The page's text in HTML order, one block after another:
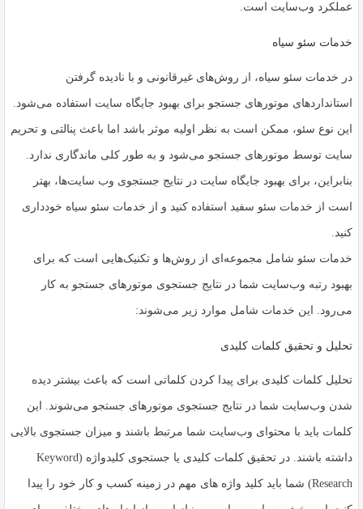
عملکرد وب‌سایت است.
خدمات سئو سیاه
در خدمات سئو سیاه، از روش‌های غیرقانونی و با نادیده گرفتن
استانداردهای موتورهای جستجو برای بهبود جایگاه سایت استفاده می‌شود.
این نوع سئو، ممکن است به نظر اولیه موثر باشد اما باعث پنالتی و تحریم
سایت توسط موتورهای جستجو می‌شود و به طور کلی ماندگاری ندارد.
بنابراین، برای بهبود جایگاه سایت در نتایج جستجوی وب سایت‌ها، بهتر
است از خدمات سئو سفید استفاده کنید و از خدمات سئو سیاه خودداری
کنید.
خدمات سئو شامل مجموعه‌ای از روش‌ها و تکنیک‌هایی است که برای
بهبود رتبه وب‌سایت شما در نتایج جستجوی موتورهای جستجو به کار
می‌رود. این خدمات شامل موارد زیر می‌شوند:
تحلیل و تحقیق کلمات کلیدی
تحلیل کلمات کلیدی برای پیدا کردن کلماتی است که باعث بیشتر دیده
شدن وب‌سایت شما در نتایج جستجوی موتورهای جستجو می‌شوند. این
کلمات باید با محتوای وب‌سایت شما مرتبط باشند و میزان جستجوی بالایی
داشته باشند. در تحقیق کلمات کلیدی یا جستجوی کلیدواژه (Keyword
Research) شما باید کلید واژه های مهم در زمینه کسب و کار خود را پیدا